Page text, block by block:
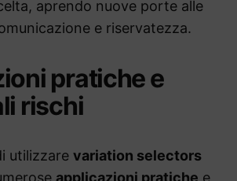
aprendo nuove porte alle
e riservatezza.
pratiche e
rischi
utilizzare variation selectors